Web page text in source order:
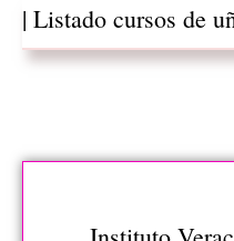
| Listado cursos de